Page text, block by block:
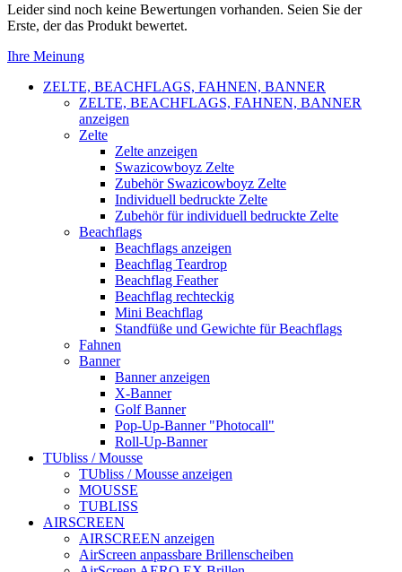
Leider sind noch keine Bewertungen vorhanden. Seien Sie der
Erste, der das Produkt bewertet.
Ihre Meinung
ZELTE, BEACHFLAGS, FAHNEN, BANNER
ZELTE, BEACHFLAGS, FAHNEN, BANNER
anzeigen
Zelte
Zelte anzeigen
Swazicowboyz Zelte
Zubehör Swazicowboyz Zelte
Individuell bedruckte Zelte
Zubehör für individuell bedruckte Zelte
Beachflags
Beachflags anzeigen
Beachflag Teardrop
Beachflag Feather
Beachflag rechteckig
Mini Beachflag
Standfüße und Gewichte für Beachflags
Fahnen
Banner
Banner anzeigen
X-Banner
Golf Banner
Pop-Up-Banner "Photocall"
Roll-Up-Banner
TUbliss / Mousse
TUbliss / Mousse anzeigen
MOUSSE
TUBLISS
AIRSCREEN
AIRSCREEN anzeigen
AirScreen anpassbare Brillenscheiben